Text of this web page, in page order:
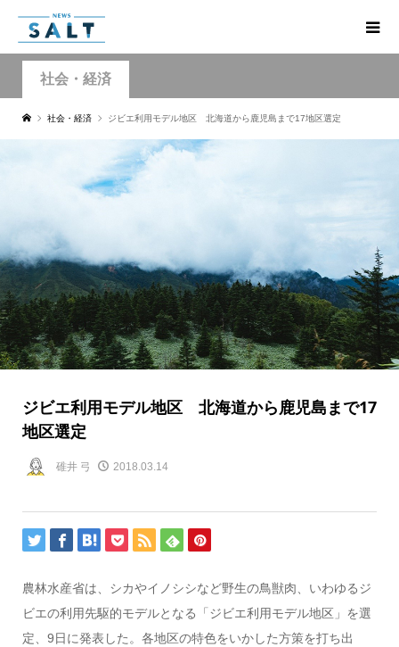
社会・経済
社会・経済 ジビエ利用モデル地区 北海道から鹿児島まで17地区選定
ジビエ利用モデル地区 北海道から鹿児島まで17
地区選定
碓井 弓 2018.03.14
農林水産省は、シカやイノシシなど野生の鳥獣肉、いわゆるジ
ビエの利用先駆的モデルとなる「ジビエ利用モデル地区」を選
定、9日に発表した。各地区の特色をいかした方策を打ち出